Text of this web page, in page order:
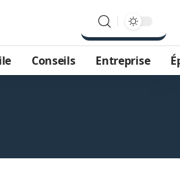
Conseils Entreprise